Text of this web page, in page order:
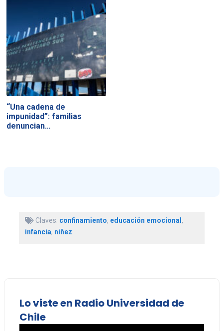
“Una cadena de
impunidad”: familias
denuncian…
Claves: confinamiento, educación emocional ,
infancia, niñez
Lo viste en Radio Universidad de
Chile